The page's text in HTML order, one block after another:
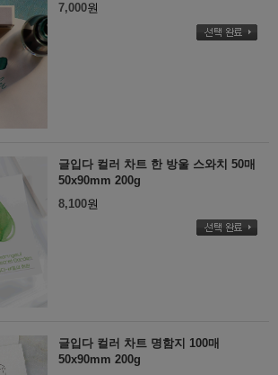
7,000원
글입다 컬러 차트 한 방울 스와치 50매
50x90mm 200g
8,100원
글입다 컬러 차트 명함지 100매
50x90mm 200g